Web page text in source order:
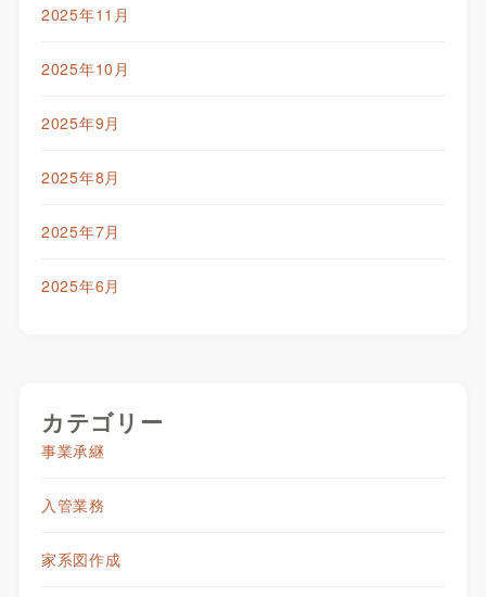
2025年11月
2025年10月
2025年9月
2025年8月
2025年7月
2025年6月
カテゴリー
事業承継
入管業務
家系図作成